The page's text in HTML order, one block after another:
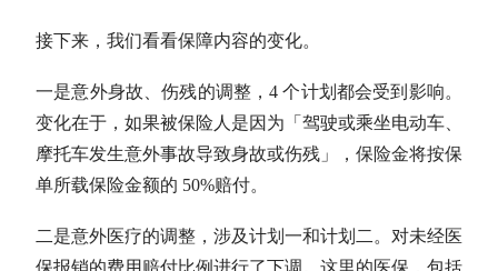
接下来，我们看看保障内容的变化。
一是意外身故、伤残的调整，4 个计划都会受到影响。
变化在于，如果被保险人是因为「驾驶或乘坐电动车、
摩托车发生意外事故导致身故或伤残」，保险金将按保
单所载保险金额的 50%赔付。
二是意外医疗的调整，涉及计划一和计划二。对未经医